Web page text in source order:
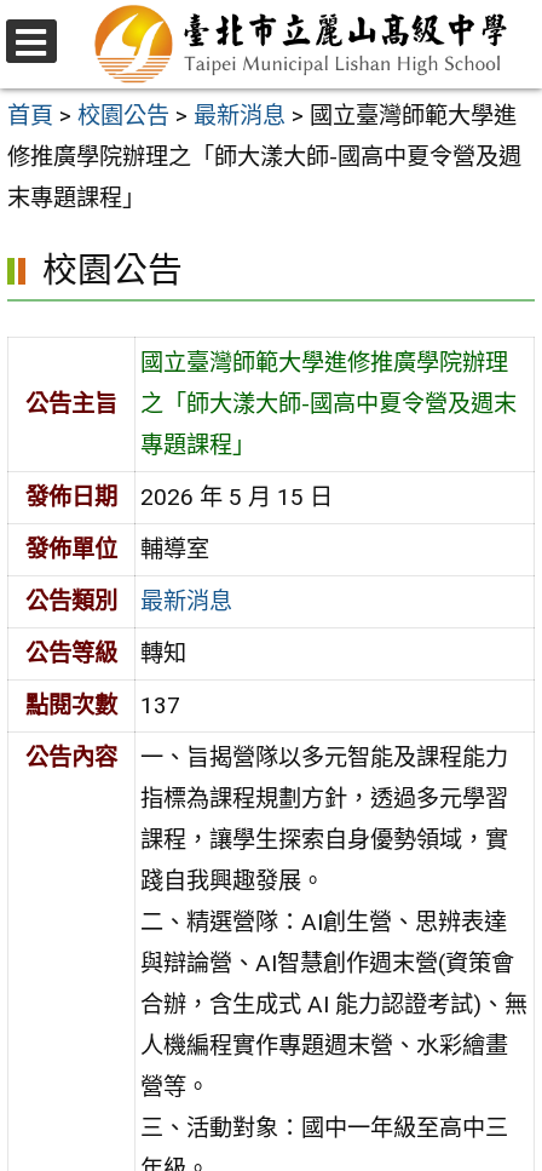
跳
至
主
要
內
區
選
單
首頁 > 校園公告 > 最新消息 > 國立臺灣師範大學進
修推廣學院辦理之「師大漾大師-國高中夏令營及週
末專題課程」
校園公告
公告主旨
國立臺灣師範大學進修推廣學院辦理
之「師大漾大師-國高中夏令營及週末
專題課程」
發佈日期
2026 年 5 月 15 日
發佈單位
輔導室
公告類別
最新消息
公告等級
轉知
點閱次數
137
公告內容
一、旨揭營隊以多元智能及課程能力
指標為課程規劃方針，透過多元學習
課程，讓學生探索自身優勢領域，實
踐自我興趣發展。
二、精選營隊：AI創生營、思辨表達
與辯論營、AI智慧創作週末營(資策會
合辦，含生成式 AI 能力認證考試)、無
人機編程實作專題週末營、水彩繪畫
營等。
三、活動對象：國中一年級至高中三